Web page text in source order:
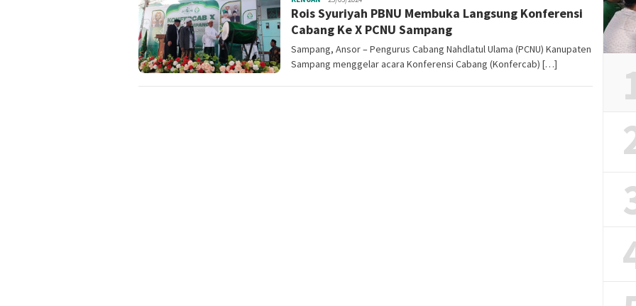
Sampang
Rois Syuriyah PBNU Membuka Langsung Konferensi
Cabang Ke X PCNU Sampang
Sampang, Ansor – Pengurus Cabang Nahdlatul Ulama (PCNU) Kanupaten
Sampang menggelar acara Konferensi Cabang (Konfercab) […]